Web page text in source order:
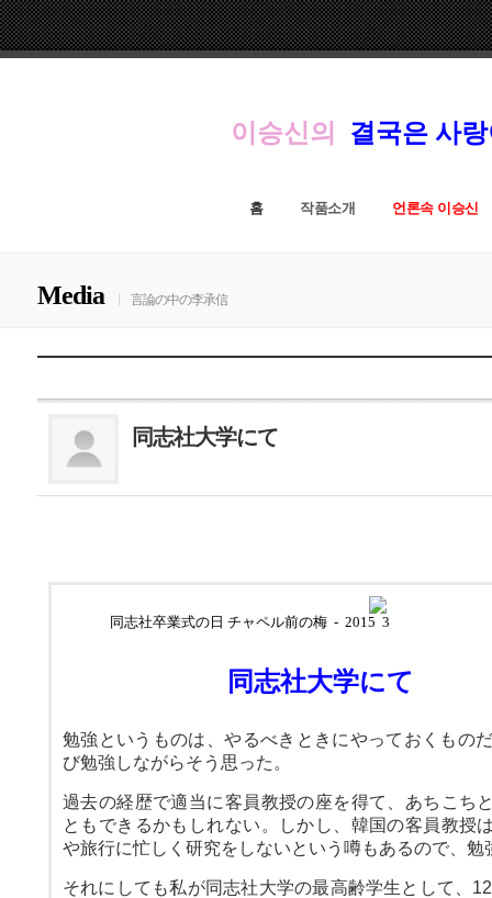
이승신의 결국은 사
홈 작품소개 언론속 이승신
Media 言論の中の李承信
同志社大学にて
同志社卒業式の日 チャペル前の梅 - 2015 3
同志社大学にて
勉強というものは、やるべきときにやっておくもの
び勉強しながらそう思った。
過去の経歴で適当に客員教授の座を得て、あちこち
ともできるかもしれない。しかし、韓国の客員教授
や旅行に忙しく研究をしないという噂もあるので、勉
それにしても私が同志社大学の最高齢学生として、